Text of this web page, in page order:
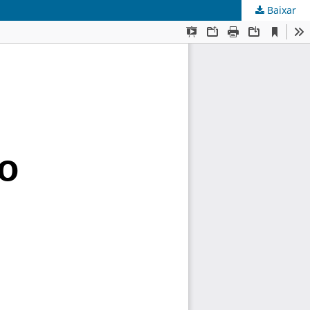
Baixar